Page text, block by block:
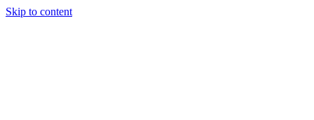
Skip to content